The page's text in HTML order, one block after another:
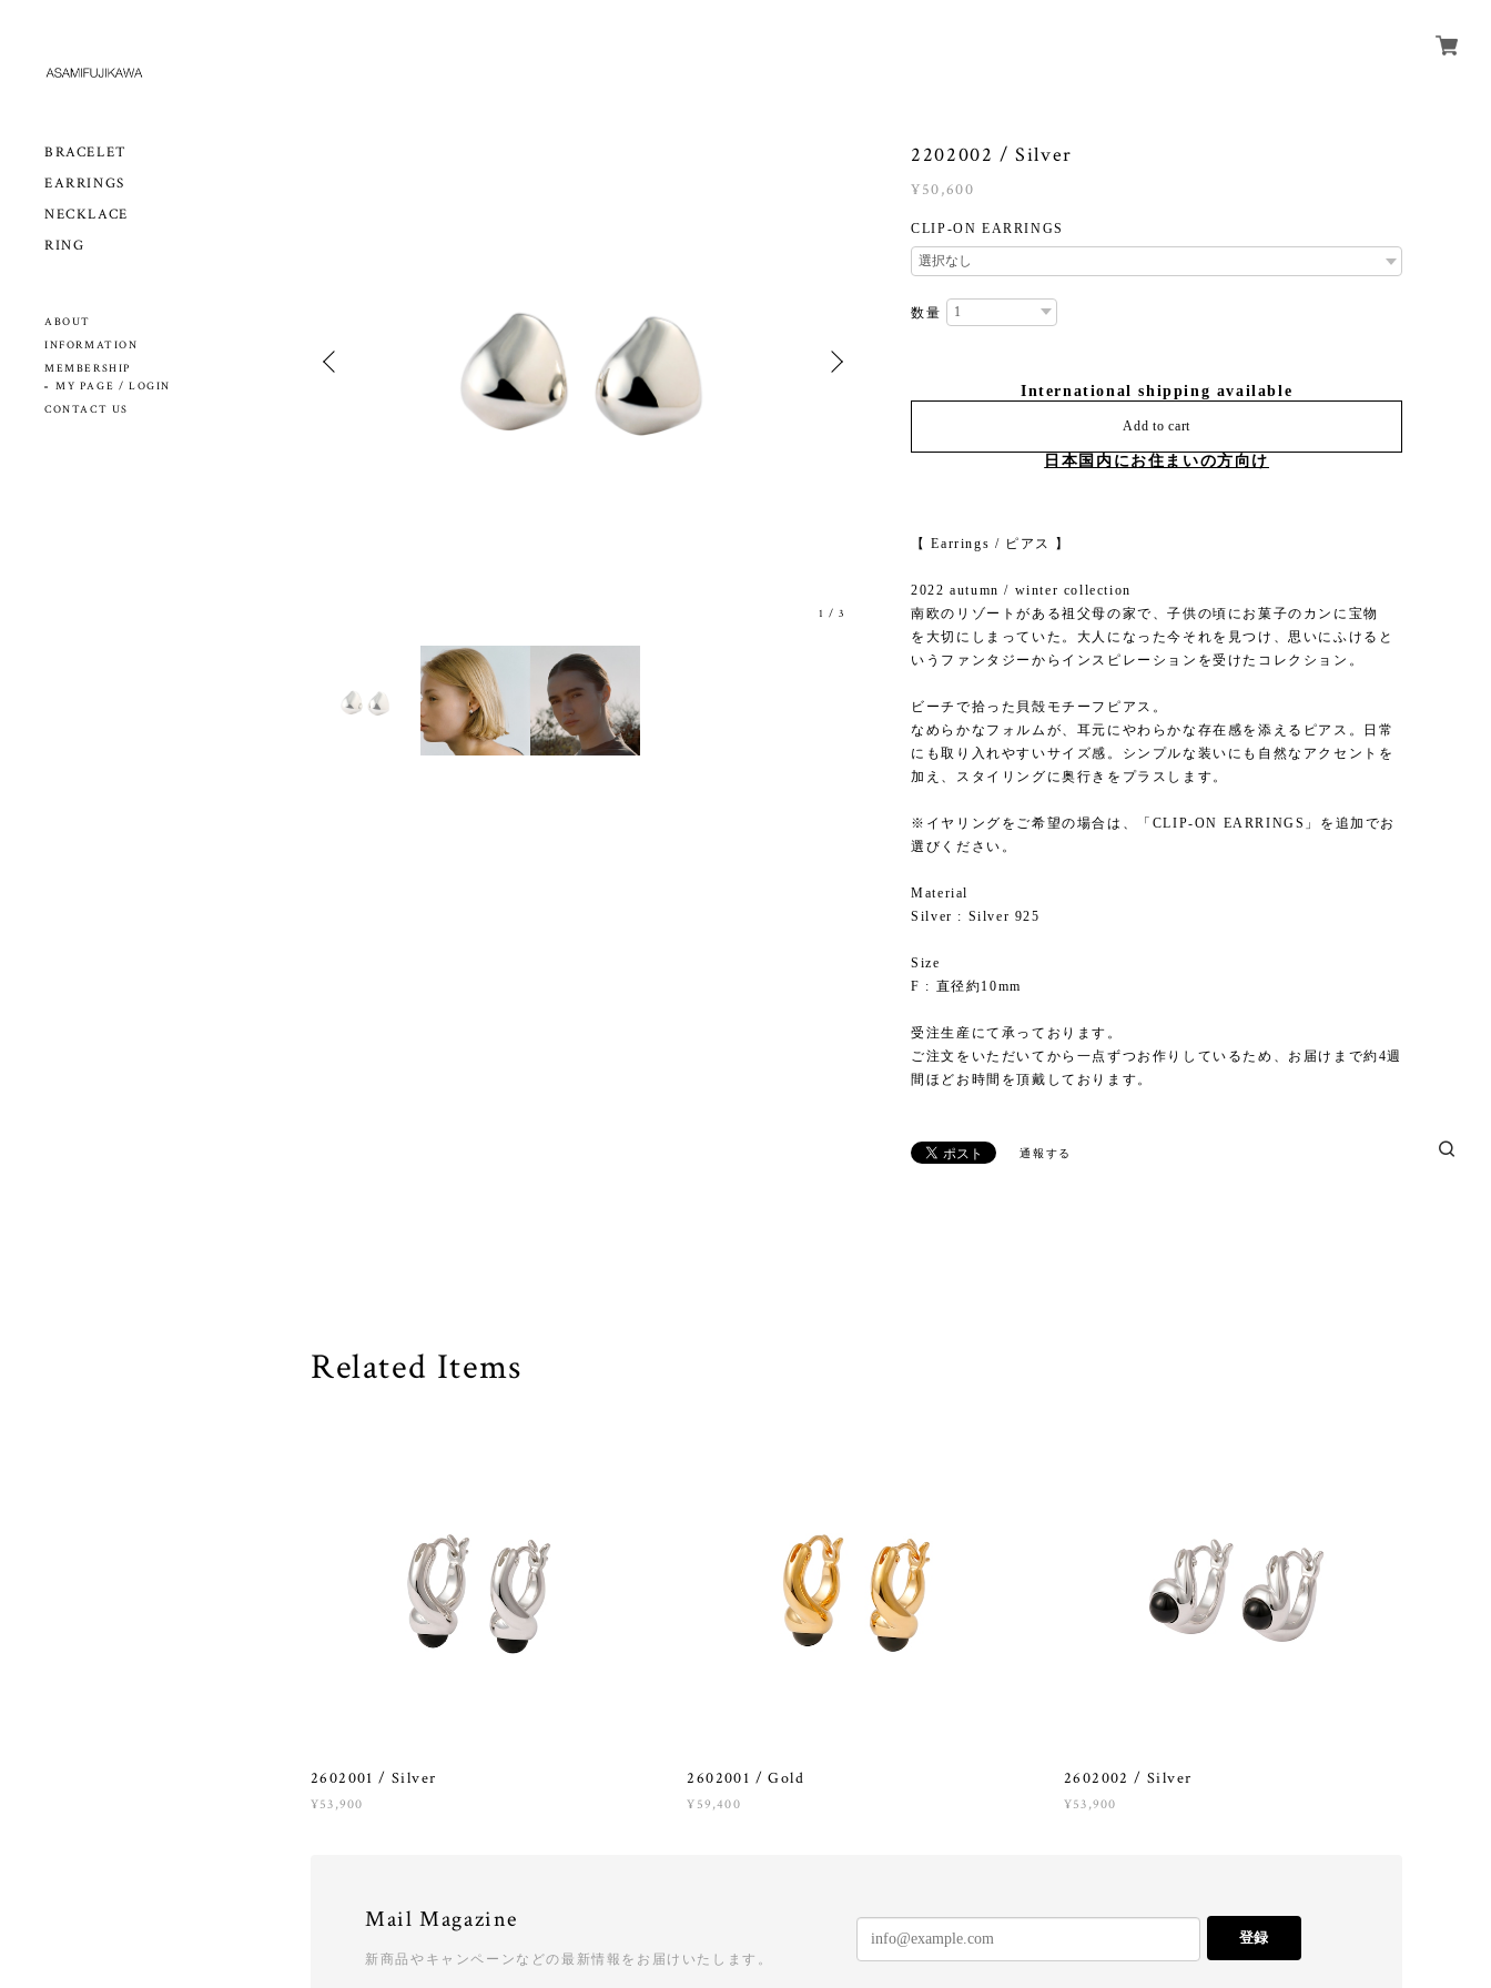
BRACELET
EARRINGS
NECKLACE
RING
ABOUT
INFORMATION
MEMBERSHIP
MY PAGE / LOGIN
CONTACT US
1 /3
2202002 / Silver
¥50,600
CLIP-ON EARRINGS
数量
International shipping available
Add to cart
日本国内にお住まいの方向け
【 Earrings / ピアス 】
2022 autumn / winter collection
南欧のリゾートがある祖父母の家で、子供の頃にお菓子のカンに宝物
を大切にしまっていた。大人になった今それを見つけ、思いにふけると
いうファンタジーからインスピレーションを受けたコレクション。
ビーチで拾った貝殻モチーフピアス。
なめらかなフォルムが、耳元にやわらかな存在感を添えるピアス。日常
にも取り入れやすいサイズ感。シンプルな装いにも自然なアクセントを
加え、スタイリングに奥行きをプラスします。
※イヤリングをご希望の場合は、「CLIP-ON EARRINGS」を追加でお
選びください。
Material
Silver : Silver 925
Size
F : 直径約10mm
受注生産にて承っております。
ご注文をいただいてから一点ずつお作りしているため、お届けまで約4週
間ほどお時間を頂戴しております。
通報する
Related Items
2602001 / Silver
¥53,900
2602001 / Gold
¥59,400
2602002 / Silver
¥53,900
Mail Magazine
新商品やキャンペーンなどの最新情報をお届けいたします。
登録